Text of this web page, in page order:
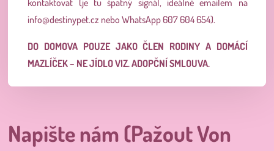
kontaktovat (je tu špatný signál, ideálně emailem na
info@destinypet.cz nebo WhatsApp 607 604 654).
DO DOMOVA POUZE JAKO ČLEN RODINY A DOMÁCÍ
MAZLÍČEK – NE JÍDLO VIZ. ADOPČNÍ SMLOUVA.
Napište nám (Pažout Von